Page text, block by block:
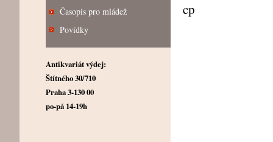
Časopis pro mládež
Povídky
Antikvariát výdej:
Štítného 30/710
Praha 3-130 00
po-pá 14-19h
cp